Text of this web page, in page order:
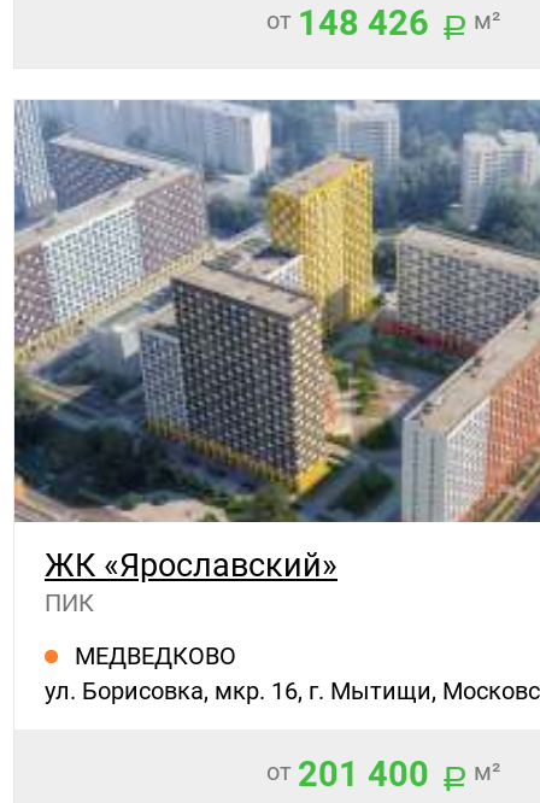
от 148 426 м²
ЖК «Ярославский»
ПИК
МЕДВЕДКОВО
ул. Борисовка, мкр. 16, г. Мытищи,
от 201 400 м²